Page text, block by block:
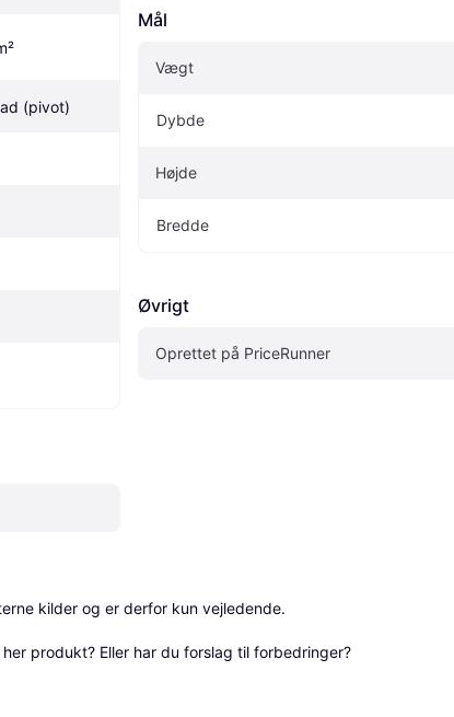
(pivot)
Mål
Vægt
Dybde
Højde
Bredde
Øvrigt
Oprettet på PriceRunner
kilder og er derfor kun vejledende.
produkt? Eller har du forslag til forbedringer?